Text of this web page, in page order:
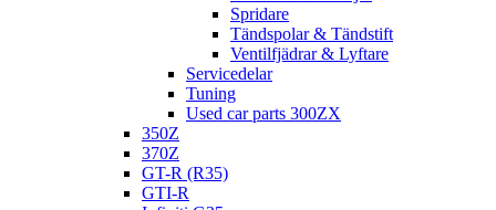
Spridare
Tändspolar & Tändstift
Ventilfjädrar & Lyftare
Servicedelar
Tuning
Used car parts 300ZX
350Z
370Z
GT-R (R35)
GTI-R